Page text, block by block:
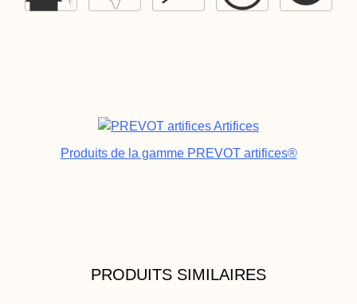
Produits de la gamme PREVOT artifices®
PRODUITS SIMILAIRES